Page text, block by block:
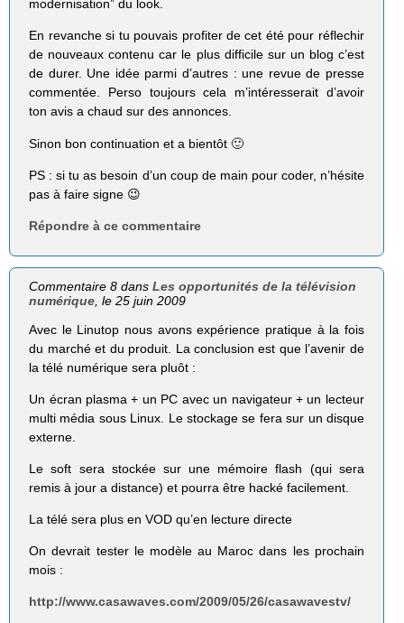
modernisation” du look.
En revanche si tu pouvais profiter de cet été pour réflechir
de nouveaux contenu car le plus difficile sur un blog c’est
de durer. Une idée parmi d’autres : une revue de presse
commentée. Perso toujours cela m’intéresserait d’avoir
ton avis a chaud sur des annonces.
Sinon bon continuation et a bientôt 🙂
PS : si tu as besoin d’un coup de main pour coder, n’hésite
pas à faire signe 😉
Répondre à ce commentaire
Commentaire 8 dansLes opportunités de la télévision
numérique , le 25 juin 2009
Avec le Linutop nous avons expérience pratique à la fois
du marché et du produit. La conclusion est que l’avenir de
la télé numérique sera pluôt :
Un écran plasma + un PC avec un navigateur + un lecteur
multi média sous Linux. Le stockage se fera sur un disque
externe.
Le soft sera stockée sur une mémoire flash (qui sera
remis à jour a distance) et pourra être hacké facilement.
La télé sera plus en VOD qu’en lecture directe
On devrait tester le modèle au Maroc dans les prochain
mois :
http://www.casawaves.com/2009/05/26/casawavestv/